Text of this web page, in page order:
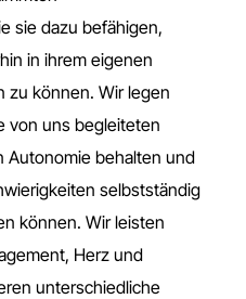
sie dazu befähigen,
in ihrem eigenen
zu können. Wir legen
von uns begleiteten
Autonomie behalten und
selbstständig
können. Wir leisten
Herz und
unterschiedliche